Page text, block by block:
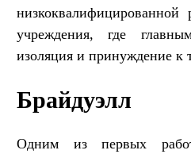
учреждения, где
изоляция и принуждение к
Брайдуэлл
Одним из первых